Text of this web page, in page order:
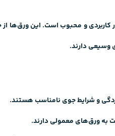
و محبوب است. این ورق‌ها
وسیعی دارند.
و شرایط جوی نامناسب هستند.